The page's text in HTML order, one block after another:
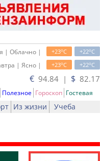
+22oC
+23oC
| Облачно |
+22oC
+23oC
| Ясно |
€ 94.84 | $ 82.17
Полезное Гороскоп Гостевая
Из жизни Учеба